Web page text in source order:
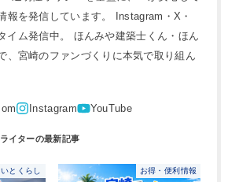
報を発信しています。 Instagram・X・
イム発信中。 ほんみや建築士くん・ほん
、宮崎のファンづくりに本気で取り組ん
とくらし お得・便利情報